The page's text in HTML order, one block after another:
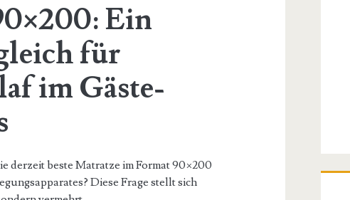
Ein
für
im Gäste-
derzeit beste Matratze im Format 90×200
Diese Frage stellt sich